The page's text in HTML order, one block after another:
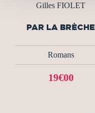
Gilles FIOLET
PAR LA BRÈCHE
Romans
19€00